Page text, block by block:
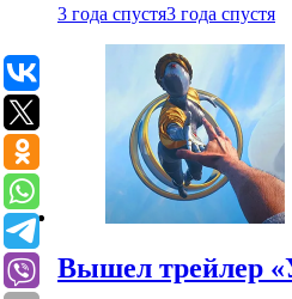
3 года спустя3 года спустя
Вышел трейлер